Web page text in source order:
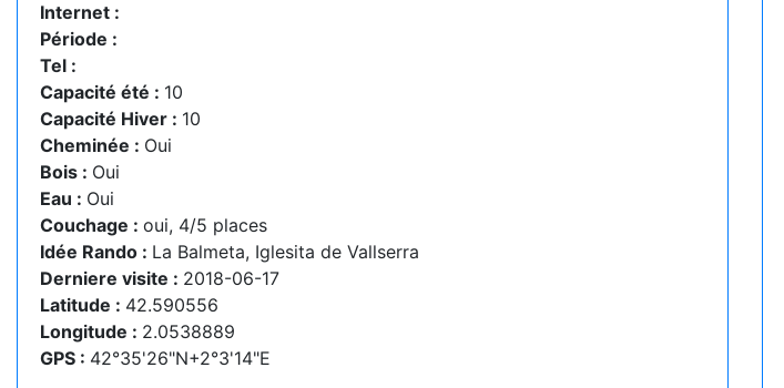
Internet :
Période :
Tel :
Capacité été : 10
Capacité Hiver : 10
Cheminée : Oui
Bois : Oui
Eau : Oui
Couchage : oui, 4/5 places
Idée Rando : La Balmeta, Iglesita de Vallserra
Derniere visite : 2018-06-17
Latitude : 42.590556
Longitude : 2.0538889
GPS : 42°35'26"N+2°3'14"E